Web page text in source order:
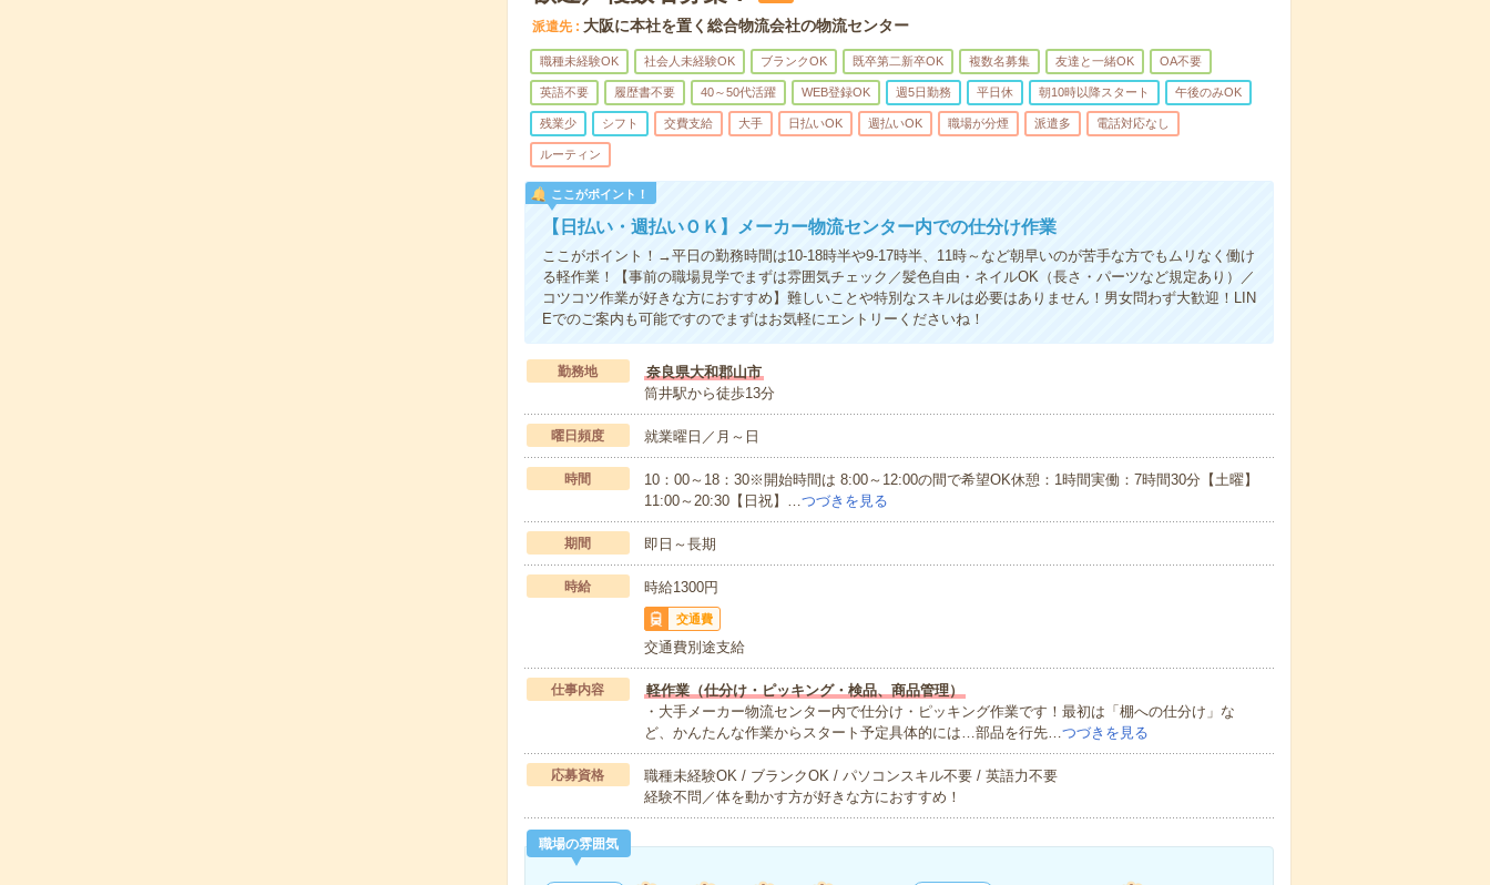
派遣先 大阪に本社を置く総合物流会社の物流センター
職種未経験OK 社会人未経験OK ブランクOK 既卒第二新卒OK 複数名募集 友達と一緒OK OA不要
英語不要 履歴書不要 40～50代活躍 WEB登録OK 週5日勤務 平日休 朝10時以降スタート 午後のみOK
残業少 シフト 交費支給 大手 日払いOK 週払いOK 職場が分煙 派遣多 電話対応なし
ルーティン
ここがポイント！
【日払い・週払いＯＫ】メーカー物流センター内での仕分け作業
ここがポイント！→平日の勤務時間は10-18時半や9-17時半、11時～など朝早いのが苦手な方でもムリなく働け
る軽作業！【事前の職場見学でまずは雰囲気チェック／髪色自由・ネイルOK（長さ・パーツなど規定あり）／
コツコツ作業が好きな方におすすめ】難しいことや特別なスキルは必要はありません！男女問わず大歓迎！LIN
Eでのご案内も可能ですのでまずはお気軽にエントリーくださいね！
勤務地
奈良県大和郡山市
筒井駅から徒歩13分
曜日頻度 就業曜日／月～日
時間
10：00～18：30※開始時間は 8:00～12:00の間で希望OK休憩：1時間実働：7時間30分【土曜】
11:00～20:30【日祝】…つづきを見る
期間 即日～長期
時給 時給1300円
交通費
交通費別途支給
仕事内容
軽作業（仕分け・ピッキング・検品、商品管理）
・大手メーカー物流センター内で仕分け・ピッキング作業です！最初は「棚への仕分け」な
ど、かんたんな作業からスタート予定具体的には…部品を行先…つづきを見る
応募資格
職種未経験OK / ブランクOK / パソコンスキル不要 / 英語力不要
経験不問／体を動かす方が好きな方におすすめ！
職場の雰囲気